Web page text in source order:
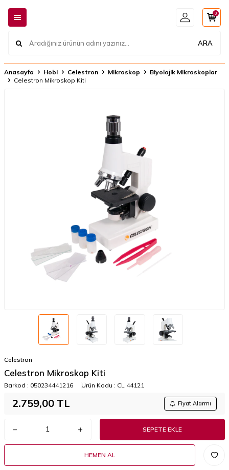
ARA
0
Anasayfa Hobi Celestron Mikroskop
Biyolojik Mikroskoplar
Celestron Mikroskop Kiti
Celestron
Celestron Mikroskop Kiti
Barkod : 050234441216 Ürün Kodu : CL 44121
2.759,00 TL Fiyat Alarmı
SEPETE EKLE
HEMEN AL